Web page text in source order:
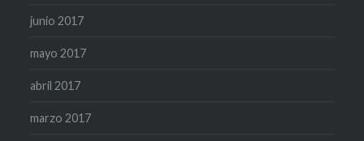
junio 2017
mayo 2017
abril 2017
marzo 2017